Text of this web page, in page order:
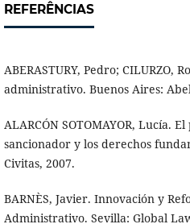
REFERÊNCIAS
ABERASTURY, Pedro; CILURZO,
administrativo. Buenos Aires:
ALARCÓN SOTOMAYOR, Lucía.
sancionador y los derechos
Civitas, 2007.
BARNÈS, Javier. Innovación y
Administrativo. Sevilla: Global